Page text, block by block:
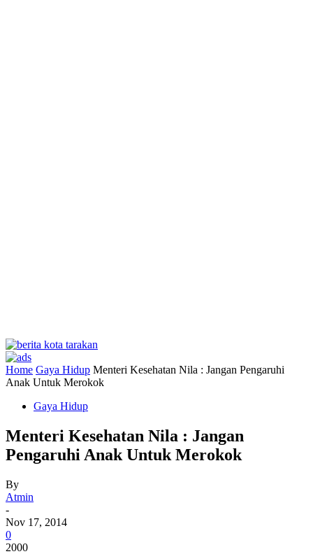
Home Gaya Hidup Menteri Kesehatan Nila : Jangan Pengaruhi
Anak Untuk Merokok
Gaya Hidup
Menteri Kesehatan Nila : Jangan
Pengaruhi Anak Untuk Merokok
By
Atmin
-
Nov 17, 2014
0
2000